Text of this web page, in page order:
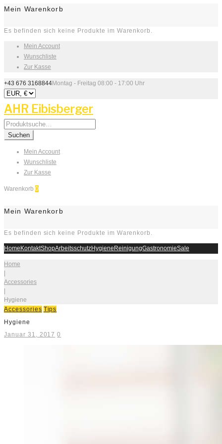
Mein Warenkorb
Es befinden sich keine Produkte im Warenkorb.
Mein Account
Wunschliste
Zur Kasse
+43 676 3168844Montag - Freitag 08:00 - 17:00 Uhr
AHR Eibisberger
Search
for:
Suchen
Mein Account
Wunschliste
Zur Kasse
Warenkorb 0
Mein Warenkorb
Es befinden sich keine Produkte im Warenkorb.
HomeKontaktShopArbeitsschutzHygieneReinigungGastronomieSale
Home
|
Accessories
|
Hygiene
Accessories Tips
Hygiene
Januar 31, 2017 0